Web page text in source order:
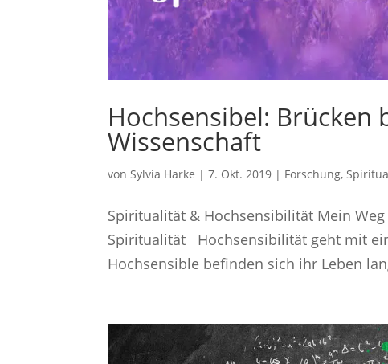
Hochsensibel:
Wissenschaft
vonSylvia Harke |7. Okt. 2019 | Forschung,
Spiritualität & Hochsensibilität Mein
Spiritualität Hochsensibilität geht mit
Hochsensible befinden sich ihr Leben